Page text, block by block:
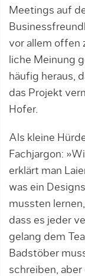
Meetings auf
vor al­lem offen
liche Meinung
häufig her­aus,
das Projekt
Hofer.
Als kleine
Fachjargon:
erklärt man
was ein
mussten
dass es je­der
gelang dem
Badstöber
schreiben,